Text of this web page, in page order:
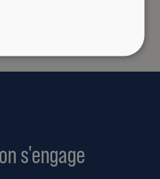
s'engage